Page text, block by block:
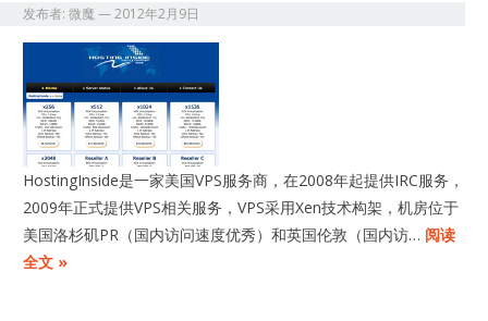
发布者:微魔—2012年2月9日
HostingInside是一家美国VPS服务商，在2008年起提供IRC服务，
2009年正式提供VPS相关服务，VPS采用Xen技术构架，机房位于
美国洛杉矶PR（国内访问速度优秀）和英国伦敦（国内访… 阅读
全文 »